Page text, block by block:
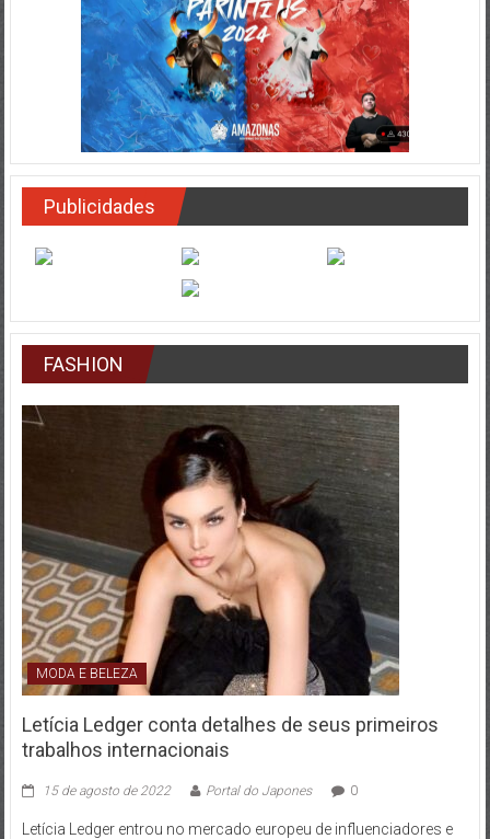
Publicidades
FASHION
MODA E BELEZA
Letícia Ledger conta detalhes de seus primeiros
trabalhos internacionais
15 de agosto de 2022 Portal do Japones 0
Letícia Ledger entrou no mercado europeu de influenciadores e